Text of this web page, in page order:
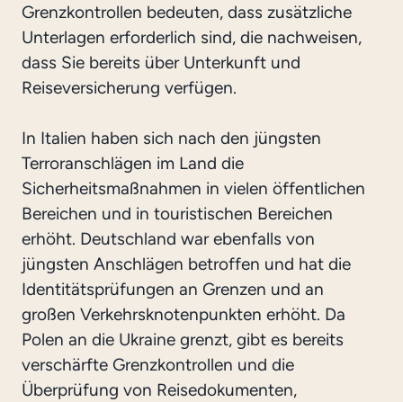
Grenzkontrollen bedeuten, dass zusätzliche
Unterlagen erforderlich sind, die nachweisen,
dass Sie bereits über Unterkunft und
Reiseversicherung verfügen.
In Italien haben sich nach den jüngsten
Terroranschlägen im Land die
Sicherheitsmaßnahmen in vielen öffentlichen
Bereichen und in touristischen Bereichen
erhöht. Deutschland war ebenfalls von
jüngsten Anschlägen betroffen und hat die
Identitätsprüfungen an Grenzen und an
großen Verkehrsknotenpunkten erhöht. Da
Polen an die Ukraine grenzt, gibt es bereits
verschärfte Grenzkontrollen und die
Überprüfung von Reisedokumenten,